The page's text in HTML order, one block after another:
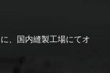
、国内縫製工場にてオ